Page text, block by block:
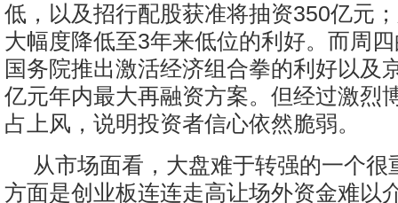
低，以及招行配股获准将抽资350亿元
大幅度降低至3年来低位的利好。而周
国务院推出激活经济组合拳的利好以及
亿元年内最大再融资方案。但经过激烈
占上风，说明投资者信心依然脆弱。
从市场面看，大盘难于转强的一个很
方面是创业板连连走高让场外资金难以